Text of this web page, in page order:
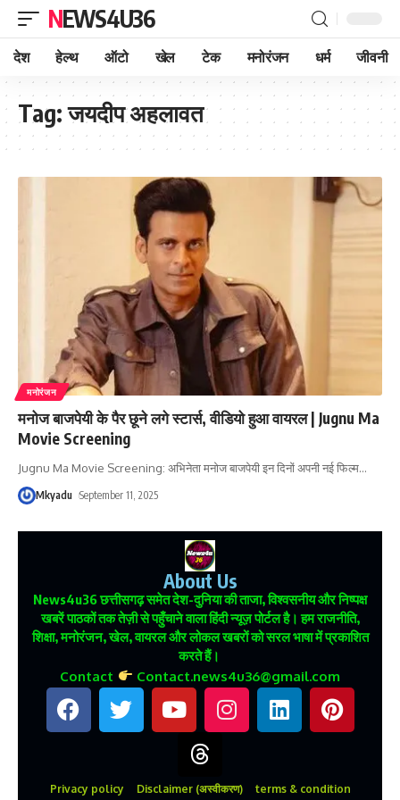
NEWS4U36
देश हेल्थ ऑटो खेल टेक मनोरंजन धर्म जीवनी
Tag:जयदीप अहलावत
मनोरंजन
मनोज बाजपेयी के पैर छूने लगे स्टार्स, वीडियो हुआ वायरल | Jugnu Ma
Movie Screening
Jugnu Ma Movie Screening: अभिनेता मनोज बाजपेयी इन दिनों अपनी नई फिल्म…
Mkyadu September 11, 2025
About Us
News4u36छत्तीसगढ़ समेत देश-दुनिया की ताजा, विश्वसनीय और निष्पक्ष
खबरें पाठकों तक तेज़ी से पहुँचाने वाला हिंदी न्यूज़ पोर्टल है। हम राजनीति,
शिक्षा, मनोरंजन, खेल, वायरल और लोकल खबरों को सरल भाषा में प्रकाशित
करते हैं।
Contact Contact.news4u36@gmail.com
Privacy policy Disclaimer (अस्वीकरण) terms & condition